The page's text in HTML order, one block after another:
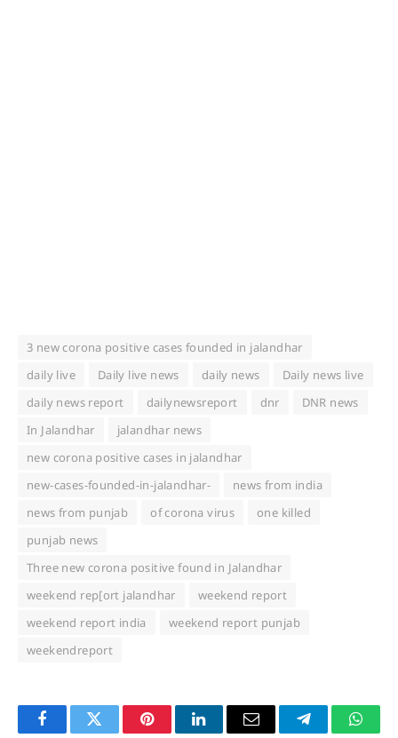
3 new corona positive cases founded in jalandhar
daily live
Daily live news daily news
Daily news live
daily news report
dailynewsreport dnr
DNR news
In Jalandhar
jalandhar news
new corona positive cases in jalandhar
new-cases-founded-in-jalandhar-
news from india
news from punjab
of corona virus
one killed
punjab news
Three new corona positive found in Jalandhar
weekend rep[ort jalandhar
weekend report
weekend report india
weekend report punjab
weekendreport
FacebookTwitter PinterestLinkedInEmail Telegram